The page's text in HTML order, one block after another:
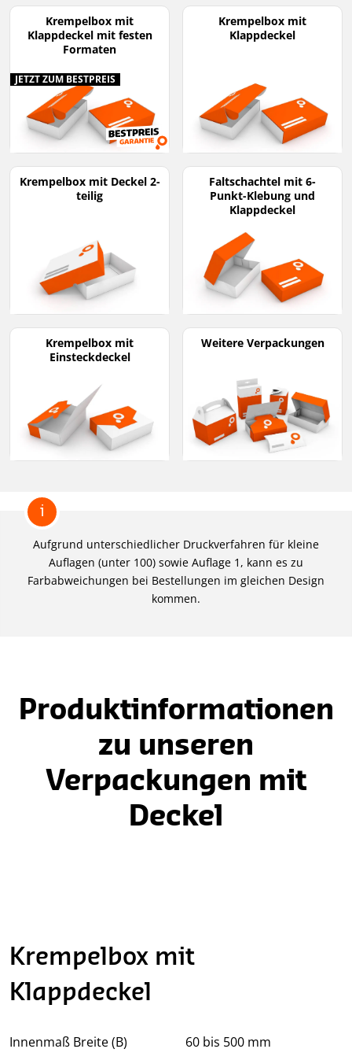
Krempelbox mit
Klappdeckel mit festen
Formaten
JETZT ZUM BESTPREIS
Krempelbox mit
Klappdeckel
Krempelbox mit Deckel 2-
teilig
Faltschachtel mit 6-
Punkt-Klebung und
Klappdeckel
Krempelbox mit
Einsteckdeckel
Weitere Verpackungen
i
Aufgrund unterschiedlicher Druckverfahren für kleine
Auflagen (unter 100) sowie Auflage 1, kann es zu
Farbabweichungen bei Bestellungen im gleichen Design
kommen.
Produktinformationen
zu unseren
Verpackungen mit
Deckel
Krempelbox mit
Klappdeckel
Innenmaß Breite (B)
60 bis 500 mm